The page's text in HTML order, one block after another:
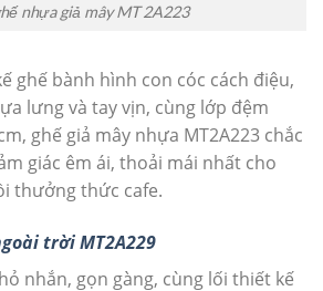
nhựa giả mây MT 2A223
ghế bành hình con cóc cách điệu,
lưng và tay vịn, cùng lớp đệm
ghế giả mây nhựa MT2A223 chắc
giác êm ái, thoải mái nhất cho
thưởng thức cafe.
trời MT2A229
nhắn, gọn gàng, cùng lối thiết kế